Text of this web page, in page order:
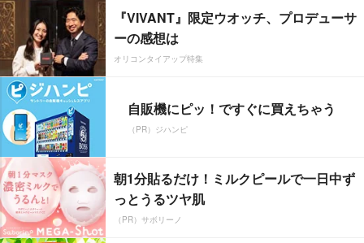
『VIVANT』限定ウオッチ、プロデューサ
ーの感想は
オリコンタイアップ特集
自販機にピッ！ですぐに買えちゃう
（PR）ジハンピ
朝1分貼るだけ！ミルクピールで一日中ず
っとうるツヤ肌
（PR）サボリーノ